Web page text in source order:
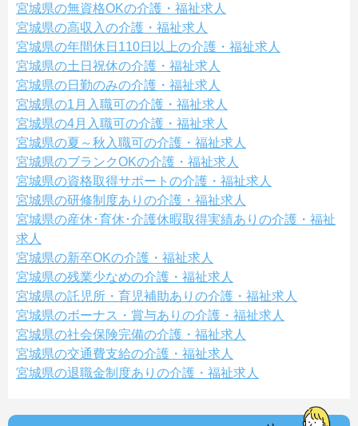
宮城県の無資格OKの介護・福祉求人
宮城県の高収入の介護・福祉求人
宮城県の年間休日110日以上の介護・福祉求人
宮城県の土日祝休の介護・福祉求人
宮城県の日勤のみの介護・福祉求人
宮城県の1月入職可の介護・福祉求人
宮城県の4月入職可の介護・福祉求人
宮城県の夏～秋入職可の介護・福祉求人
宮城県のブランクOKの介護・福祉求人
宮城県の資格取得サポートの介護・福祉求人
宮城県の研修制度ありの介護・福祉求人
宮城県の産休･育休･介護休暇取得実績ありの介護・福祉
求人
宮城県の新卒OKの介護・福祉求人
宮城県の残業少なめの介護・福祉求人
宮城県の託児所・育児補助ありの介護・福祉求人
宮城県のボーナス・賞与ありの介護・福祉求人
宮城県の社会保険完備の介護・福祉求人
宮城県の交通費支給の介護・福祉求人
宮城県の退職金制度ありの介護・福祉求人